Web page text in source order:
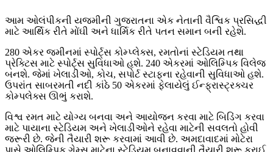
આમ ઓલંપીકની યજમીની ગુજરાતના એક નેતાની વૈશ્વિક પ્રસિદ્ધી
માટે આર્થિક રીતે મોંઘી અને ધાર્મિક રીતે પતન સમાન બની રહેશે.
280 એકર જમીનમાં સ્પોર્ટ્સ કોમ્પ્લેક્સ, રમતોનાં સ્ટેડિયમ તથા
પ્રેક્ટિસ માટે સ્પોર્ટ્સ સુવિધાઓ હશે. 240 એકરમાં ઓલિમ્પિક વિલેજ
બનશે. જેમાં ખેલાડીઓ, કોચ, સપોર્ટ સ્ટાફના રહેવાની સુવિધાઓ હશે.
ઉપરાંત સાબરમતી નદી કાંઠે 50 એકરમાં ફેલાયેલું ઈન્ફ્રાસ્ટ્રક્ચર
કોમ્પલેક્સ ઊભું કરાશે.
વિશ્વ રમત માટે યોગ્ય બનવા અને આયોજન કરવા માટે બિડિંગ કરવા
માટે પાયાના સ્ટેડિયમ અને ખેલાડીઓને રહેવા માટેની સવલતો હોવી
જરૂરી છે. જેની તૈયારી શરૂ કરવામાં આવી છે. અમદાવાદમાં મોટેરા